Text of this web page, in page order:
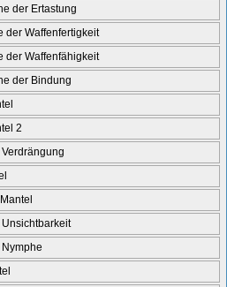
der Ertastung
der Waffenfertigkeit
der Waffenfähigkeit
der Bindung
2